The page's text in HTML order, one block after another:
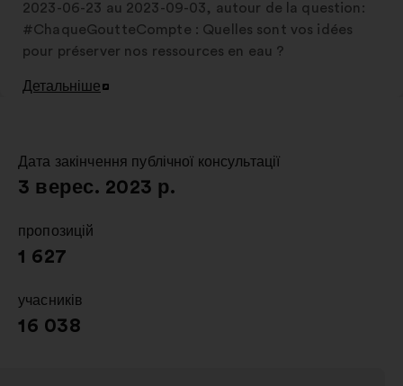
2023-06-23 au 2023-09-03, autour de la question:
#ChaqueGoutteCompte : Quelles sont vos idées
pour préserver nos ressources en eau ?
Детальніше
Відкрити
вкладці
Дата закінчення публічної консультації
:
3 верес. 2023 р.
пропозицій
:
1 627
учасників
:
16 038